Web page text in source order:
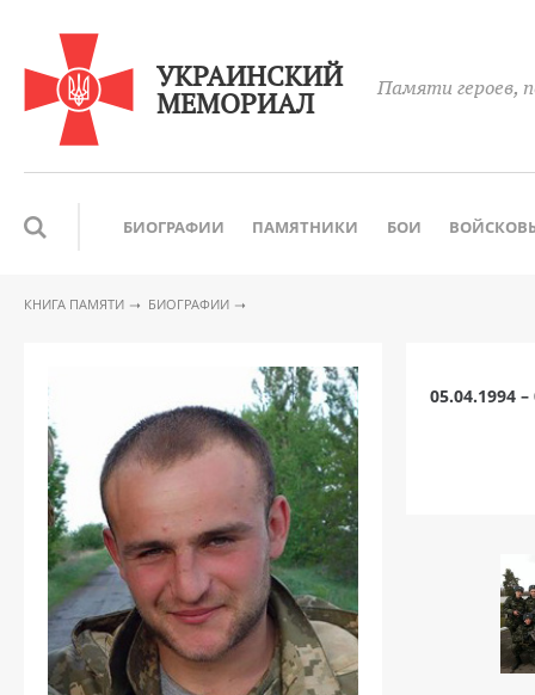
УКРАИНСКИЙ
МЕМОРИАЛ Памяти героев,
БИОГРАФИИ ПАМЯТНИКИ БОИ
КНИГА ПАМЯТИ БИОГРАФИИ
05.04.1994